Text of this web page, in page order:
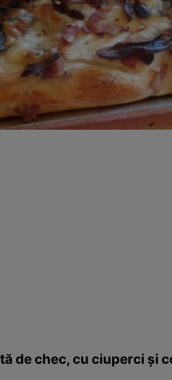
de chec, cu ciuperci şi